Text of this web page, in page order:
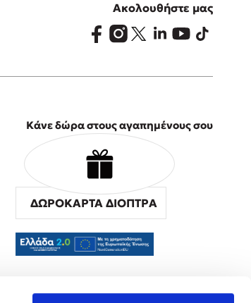
Ακολουθήστε μας
Κάνε δώρα στους αγαπημένους σου
ΔΩΡΟΚΑΡΤΑ ΔΙΟΠΤΡΑ